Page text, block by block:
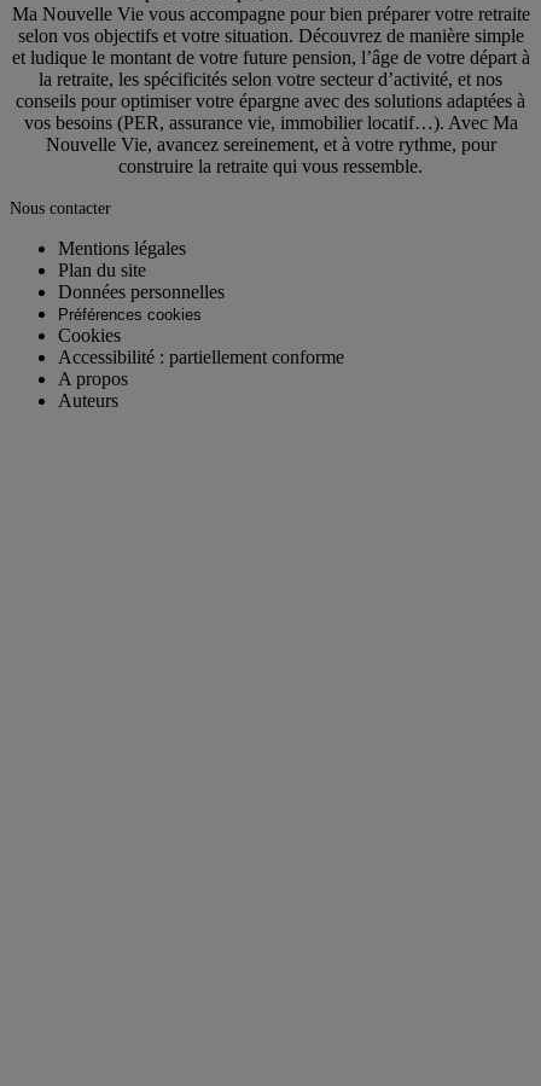
Ma Nouvelle Vie vous accompagne pour bien préparer votre retraite
selon vos objectifs et votre situation. Découvrez de manière simple
et ludique le montant de votre future pension, l’âge de votre départ à
la retraite, les spécificités selon votre secteur d’activité, et nos
conseils pour optimiser votre épargne avec des solutions adaptées à
vos besoins (PER, assurance vie, immobilier locatif…). Avec Ma
Nouvelle Vie, avancez sereinement, et à votre rythme, pour
construire la retraite qui vous ressemble.
Nous contacter
Mentions légales
Plan du site
Données personnelles
Préférences cookies
Cookies
Accessibilité : partiellement conforme
A propos
Auteurs